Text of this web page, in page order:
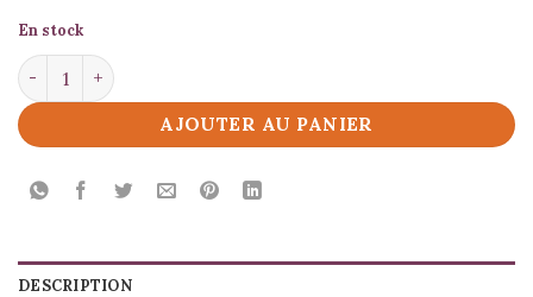
En stock
quantité de Quatre Épices
AJOUTER AU PANIER
DESCRIPTION